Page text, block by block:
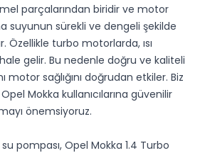
parçalarından biridir ve motor
suyunun sürekli ve dengeli şekilde
turbo motorlarda, ısı
gelir. Bu nedenle doğru ve kaliteli
motor sağlığını doğrudan etkiler. Biz
Mokka kullanıcılarına güvenilir
önemsiyoruz.
pompası, Opel Mokka 1.4 Turbo